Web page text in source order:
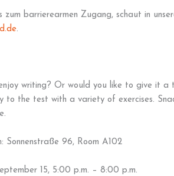
zum barrierearmen Zugang, schaut in
.
writing? Or would you like to give it
to the test with a variety of exercises.
Sonnenstraße 96, Room A102
15, 5:00 p.m. – 8:00 p.m.